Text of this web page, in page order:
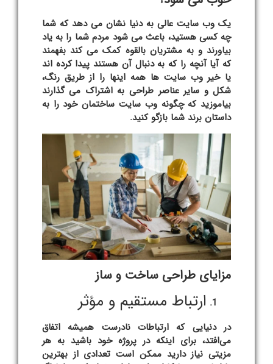
یک وب سایت عالی به دنیا نشان می دهد که شما
چه کسی هستید، باعث می شود مردم شما را به یاد
بیاورند و به مشتریان بالقوه کمک می کند بفهمند
که آیا آنچه را که به دنبال آن هستند پیدا کرده اند
یا خیر وب سایت ها همه اینها را از طریق رنگ،
شکل و سایر عناصر طراحی به اشتراک می گذارند
بیاموزید که چگونه وب سایت ساختمان خود را به
داستان برند شما بازگو کنید.
مزایای طراحی ساخت و ساز
ارتباط مستقیم و مؤثر
در دنیایی که ارتباطات نادرست همیشه اتفاق
می‌افتد، برای اینکه در پروژه خود باشید به هر
مزیتی نیاز دارید ممکن است تعدادی از بهترین